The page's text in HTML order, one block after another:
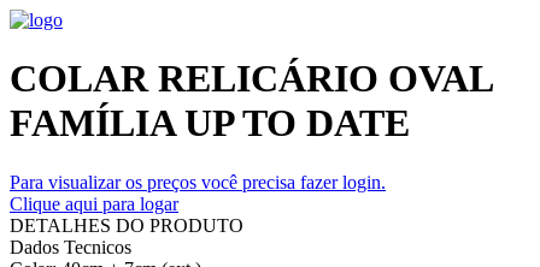
COLAR RELICÁRIO OVAL
FAMÍLIA UP TO DATE
Para visualizar os preços você precisa fazer login.
Clique aqui para logar
DETALHES DO PRODUTO
Dados Tecnicos